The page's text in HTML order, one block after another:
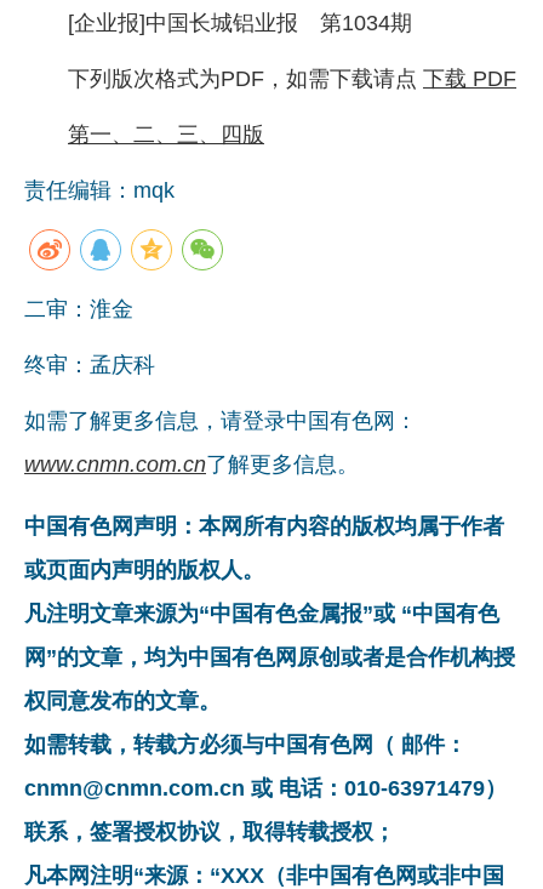
企业文化
《资源再生》杂志
行情报价
数字报
[企业报]中国长城铝业报 第1034期
下列版次格式为PDF，如需下载请点 下载 PDF
第一、二、三、四版
责任编辑：mqk
二审：淮金
终审：孟庆科
如需了解更多信息，请登录中国有色网：
www.cnmn.com.cn了解更多信息。
中国有色网声明：本网所有内容的版权均属于作者
或页面内声明的版权人。
凡注明文章来源为“中国有色金属报”或 “中国有色
网”的文章，均为中国有色网原创或者是合作机构授
权同意发布的文章。
如需转载，转载方必须与中国有色网（ 邮件：
cnmn@cnmn.com.cn 或 电话：010-63971479）
联系，签署授权协议，取得转载授权；
凡本网注明“来源：“XXX（非中国有色网或非中国